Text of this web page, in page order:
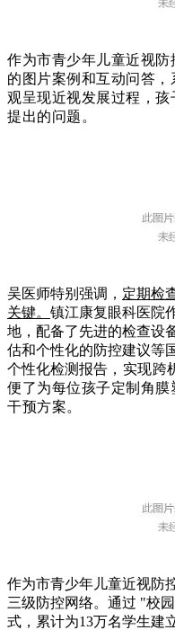
作为市青少年儿童近视
的图片案例和互动问答
观呈现近视发展过程，孩
提出的问题。
吴医师特别强调， 定期检
关键。 镇江康复眼科医院
地，配备了先进的检查设
估和个性化的防控建议等
个性化检测报告 ，实现跨
便了为每位孩子定制角膜
干预方案。
作为市青少年儿童近视防
三级防控网络。通过 "校
式，累计为13万名学生建